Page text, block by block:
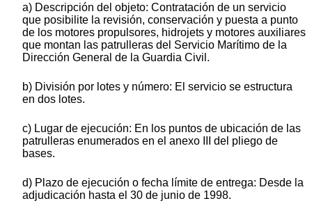
a) Descripción del objeto: Contratación de un servicio
que posibilite la revisión, conservación y puesta a punto
de los motores propulsores, hidrojets y motores auxiliares
que montan las patrulleras del Servicio Marítimo de la
Dirección General de la Guardia Civil.
b) División por lotes y número: El servicio se estructura
en dos lotes.
c) Lugar de ejecución: En los puntos de ubicación de las
patrulleras enumerados en el anexo III del pliego de
bases.
d) Plazo de ejecución o fecha límite de entrega: Desde la
adjudicación hasta el 30 de junio de 1998.